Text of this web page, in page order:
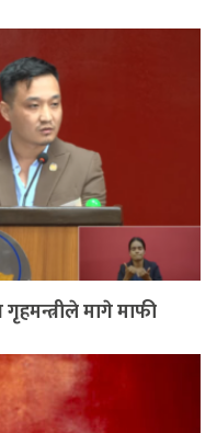
गृहमन्त्रीले मागे माफी